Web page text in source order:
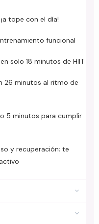
tope con el día!
funcional
solo 18 minutos de HIIT
26 minutos al ritmo de
5 minutos para cumplir
y recuperación; te